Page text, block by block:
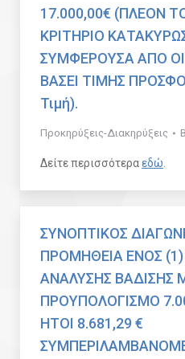
17.000,00€ (ΠΛΕΟΝ
ΚΡΙΤΗΡΙΟ
ΣΥΜΦΕΡΟΥΣΑ ΑΠΟ
ΒΑΣΕΙ ΤΙΜΗΣ
Τιμή).
Προκηρύξεις-Διακηρύξεις
Δείτε περισσότεραεδώ
ΣΥΝΟΠΤΙΚΟΣ
ΠΡΟΜΗΘΕΙΑ ΕΝΟΣ
ΑΝΑΛΥΣΗΣ ΒΑΔΙΣΗΣ
ΠΡΟΥΠΟΛΟΓΙΣΜΟ
ΗΤΟΙ 8.681,29 €